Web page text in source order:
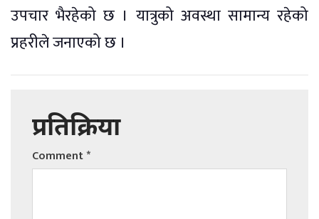
उपचार भैरहेको छ । यात्रुको अवस्था सामान्य रहेको
प्रहरीले जनाएको छ ।
प्रतिक्रिया
Comment*